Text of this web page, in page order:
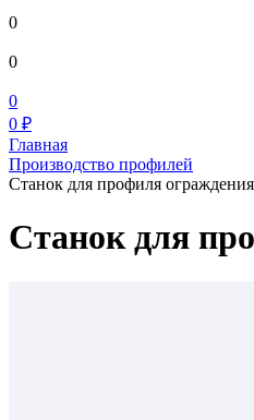
0
0
0
0 ₽
Главная
Производство профилей
Станок для профиля
Станок для